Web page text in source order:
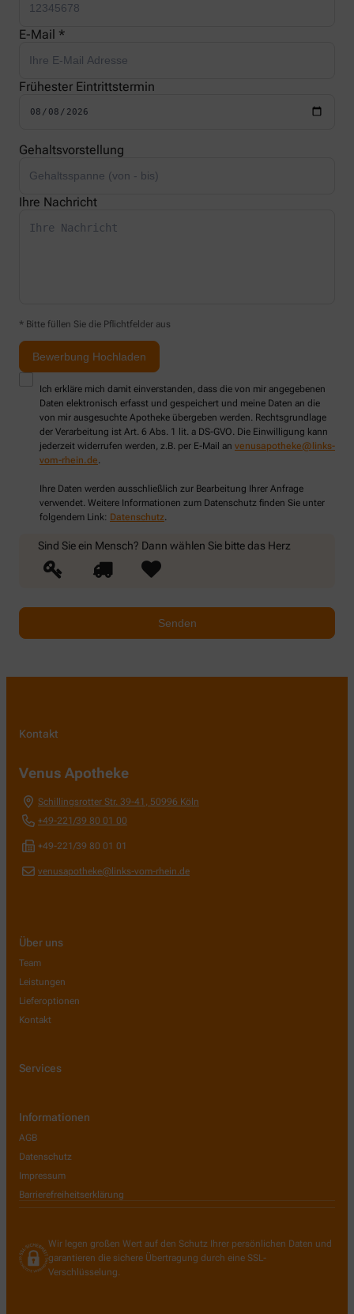
E-Mail *
Frühester Eintrittstermin
Gehaltsvorstellung
Ihre Nachricht
* Bitte füllen Sie die Pflichtfelder aus
Ich erkläre mich damit einverstanden, dass die von mir angegebenen
Daten elektronisch erfasst und gespeichert und meine Daten an die
von mir ausgesuchte Apotheke übergeben werden. Rechtsgrundlage
der Verarbeitung ist Art. 6 Abs. 1 lit. a DS-GVO. Die Einwilligung kann
jederzeit widerrufen werden, z.B. per E-Mail an venusapotheke@links-
vom-rhein.de.
Ihre Daten werden ausschließlich zur Bearbeitung Ihrer Anfrage
verwendet. Weitere Informationen zum Datenschutz finden Sie unter
folgendem Link: Datenschutz.
Sind Sie ein Mensch? Dann wählen Sie bittedas Herz
Kontakt
Venus Apotheke
Schillingsrotter Str. 39-41 , 50996 Köln
+49-221/39 80 01 00
+49-221/39 80 01 01
venusapotheke@links-vom-rhein.de
Über uns
Team
Leistungen
Lieferoptionen
Kontakt
Services
Informationen
AGB
Datenschutz
Impressum
Barrierefreiheitserklärung
Wir legen großen Wert auf den Schutz Ihrer persönlichen Daten und
garantieren die sichere Übertragung durch eine SSL-
Verschlüsselung.